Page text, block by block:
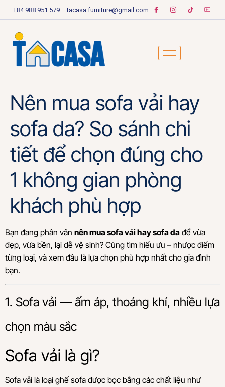
+84 988 951 579 tacasa.furniture@gmail.com
Nên mua sofa vải hay
sofa da? So sánh chi
tiết để chọn đúng cho
1 không gian phòng
khách phù hợp
Bạn đang phân vân nên mua sofa vải hay sofa da để vừa
đẹp, vừa bền, lại dễ vệ sinh? Cùng tìm hiểu ưu – nhược điểm
từng loại, và xem đâu là lựa chọn phù hợp nhất cho gia đình
bạn.
1. Sofa vải — ấm áp, thoáng khí, nhiều lựa
chọn màu sắc
Sofa vải là gì?
Sofa vải là loại ghế sofa được bọc bằng các chất liệu như